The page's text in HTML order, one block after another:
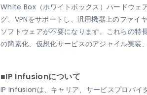
White Box（ホワイトボックス）ハードウ
グ、VPNをサポートし、汎用機器上のファ
ソフトウェアが不要になります。これらの
の簡素化、仮想化サービスのアジャイル実装
■IP Infusionについて
IP Infusionは、キャリア、サービスプロバイ